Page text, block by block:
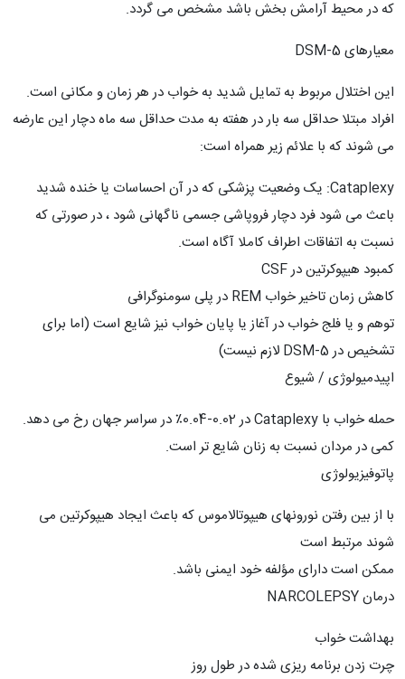
که در محیط آرامش بخش باشد مشخص می گردد.
معیارهای DSM-5
این اختلال مربوط به تمایل شدید به خواب در هر زمان و مکانی است.
افراد مبتلا حداقل سه بار در هفته به مدت حداقل سه ماه دچار این عارضه
می شوند که با علائم زیر همراه است:
Cataplexy: یک وضعیت پزشکی که در آن احساسات یا خنده شدید
باعث می شود فرد دچار فروپاشی جسمی ناگهانی شود ، در صورتی که
نسبت به اتفاقات اطراف کاملا آگاه است.
کمبود هیپوکرتین در CSF
کاهش زمان تاخیر خواب REM در پلی سومنوگرافی
توهم و یا فلج خواب در آغاز یا پایان خواب نیز شایع است (اما برای
تشخیص در DSM-5 لازم نیست)
اپیدمیولوژی / شیوع
حمله خواب با Cataplexy در 0.02-0.04٪ در سراسر جهان رخ می دهد.
کمی در مردان نسبت به زنان شایع تر است.
پاتوفیزیولوژی
با از بین رفتن نورونهای هیپوتالاموس که باعث ایجاد هیپوکرتین می
شوند مرتبط است
ممکن است دارای مؤلفه خود ایمنی باشد.
درمان NARCOLEPSY
بهداشت خواب
چرت زدن برنامه ریزی شده در طول روز